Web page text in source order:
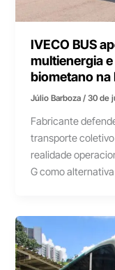
IVECO BUS
multienergia
biometano
Júlio Barboza/30 de
Fabricante
transporte
realidade
G como